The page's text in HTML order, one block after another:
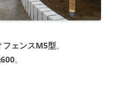
フェンスM5型。
。